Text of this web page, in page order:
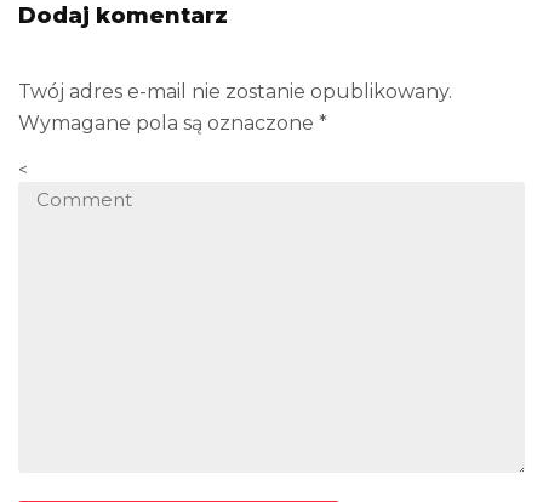
Dodaj komentarz
Twój adres e-mail nie zostanie opublikowany.
Wymagane pola są oznaczone *
<